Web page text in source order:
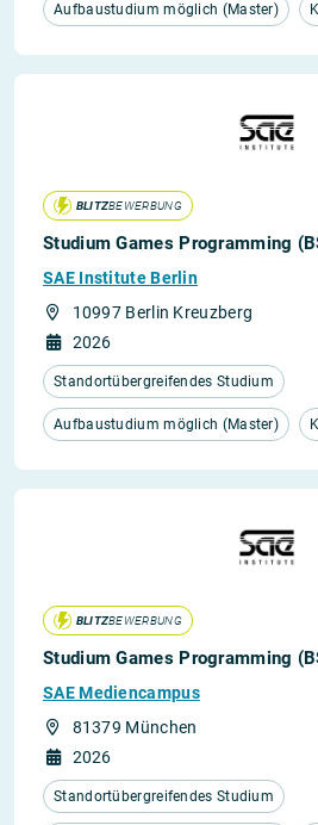
Aufbaustudium möglich (Master)
BLITZBEWERBUNG
Studium Games Programming
SAE Institute Berlin
10997 Berlin Kreuzberg
2026
Standortübergreifendes Studium
Aufbaustudium möglich (Master)
BLITZBEWERBUNG
Studium Games Programming
SAE Mediencampus
81379 München
2026
Standortübergreifendes Studium